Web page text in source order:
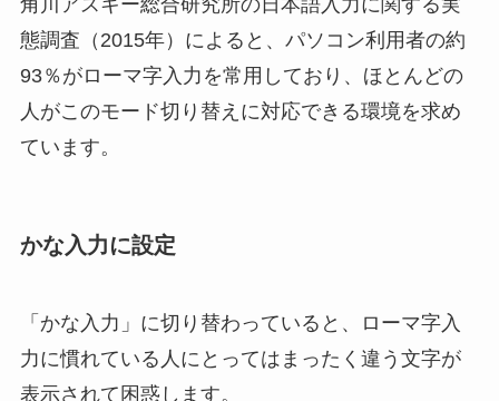
態調査（2015年）によると、パソコン利用者の約
93％がローマ字入力を常用しており、ほとんどの
人がこのモード切り替えに対応できる環境を求め
ています。
かな入力に設定
「かな入力」に切り替わっていると、ローマ字入
力に慣れている人にとってはまったく違う文字が
表示されて困惑します。